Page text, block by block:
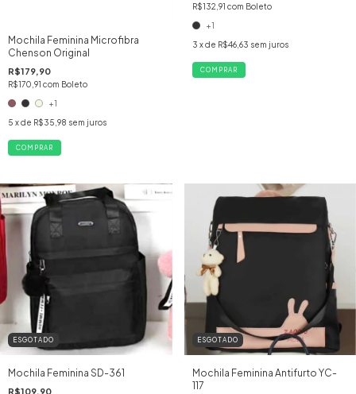
Mochila Feminina Microfibra
Chenson Original
R$179,90
R$170,91 com Boleto
+1
5 x de R$35,98 sem juros
COMPRAR
R$132,91 com Boleto
+1
3 x de R$46,63 sem juros
COMPRAR
ESGOTADO
Mochila Feminina SD-361
R$109,90
ESGOTADO
Mochila Feminina Antifurto YC-
117